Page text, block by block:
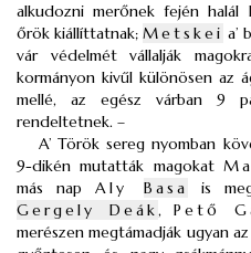
alkudozni merőnek fején halál
őrök kiállíttatnak;Metskei a’
vár védelmét vállalják
kormányon kivűl különösen az
mellé, az egész várban 9
rendeltetnek. –
A’ Török sereg nyomban
9-dikén mutatták magokat
más nap Aly Basa
is
Gergely Deák, Pető
merészen megtámadják ugyan